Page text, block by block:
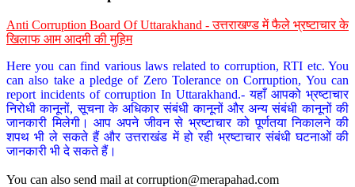
Anti Corruption Board Of Uttarakhand - उत्तराखण्ड में फैले भ्रष्टाचार के
खिलाफ आम आदमी की मुहिम
Here you can find various laws related to corruption, RTI etc. You
can also take a pledge of Zero Tolerance on Corruption, You can
report incidents of corruption In Uttarakhand.- यहाँ आपको भ्रष्टाचार
निरोधी कानूनों, सूचना के अधिकार संबंधी कानूनों और अन्य संबंधी कानूनों की
जानकारी मिलेगी। आप अपने जीवन से भ्रष्टाचार को पूर्णतया निकालने की
शपथ भी ले सकते हैं और उत्तराखंड में हो रही भ्रष्टाचार संबंधी घटनाओं की
जानकारी भी दे सकते हैं।
You can also send mail at corruption@merapahad.com